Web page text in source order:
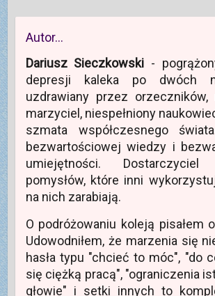
Autor…
Dariusz Sieczkowski -
depresji kaleka po dwóch
uzdrawiany przez orzeczników,
marzyciel, niespełniony
szmata współczesnego
bezwartościowej wiedzy i
umiejętności.
pomysłów, które inni
na nich zarabiają.
O podróżowaniu koleją pisałem
Udowodniłem, że marzenia się
hasła typu "chcieć to móc", "do
się ciężką pracą", "ograniczenia
głowie" i setki innych to